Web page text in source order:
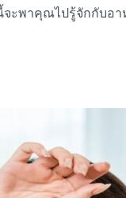
ะพาคุณไปรู้จักกับอ